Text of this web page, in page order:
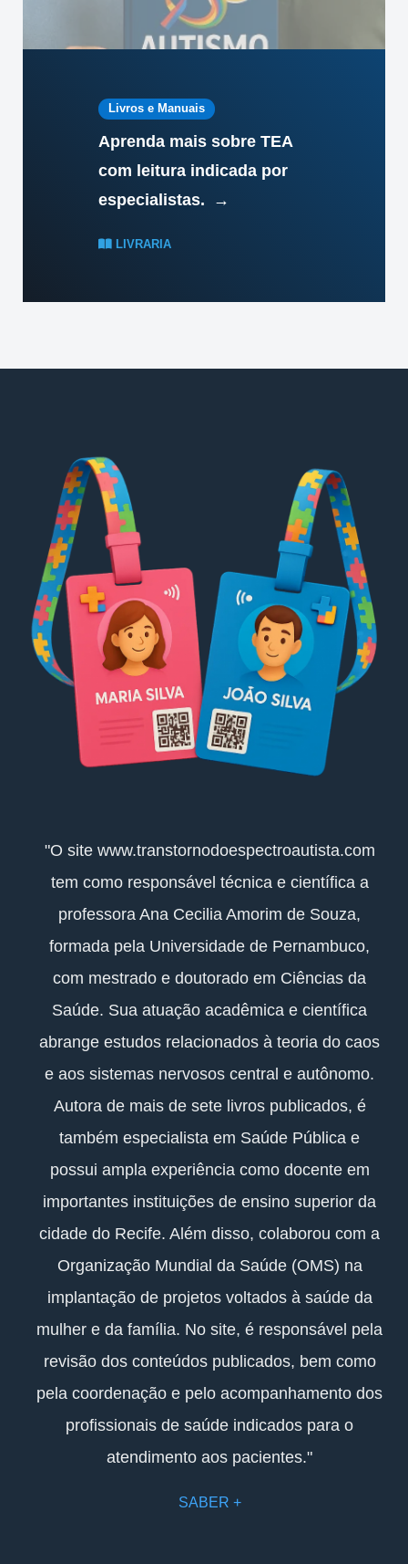
Livros e Manuais
Aprenda mais sobre TEA
com leitura indicada por
especialistas.
→
LIVRARIA
"O site www.transtornodoespectroautista.com
tem como responsável técnica e científica a
professora Ana Cecilia Amorim de Souza,
formada pela Universidade de Pernambuco,
com mestrado e doutorado em Ciências da
Saúde. Sua atuação acadêmica e científica
abrange estudos relacionados à teoria do caos
e aos sistemas nervosos central e autônomo.
Autora de mais de sete livros publicados, é
também especialista em Saúde Pública e
possui ampla experiência como docente em
importantes instituições de ensino superior da
cidade do Recife. Além disso, colaborou com a
Organização Mundial da Saúde (OMS) na
implantação de projetos voltados à saúde da
mulher e da família. No site, é responsável pela
revisão dos conteúdos publicados, bem como
pela coordenação e pelo acompanhamento dos
profissionais de saúde indicados para o
atendimento aos pacientes."
SABER +